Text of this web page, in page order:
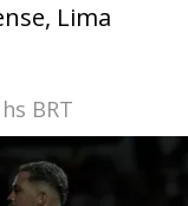
Lima
BRT